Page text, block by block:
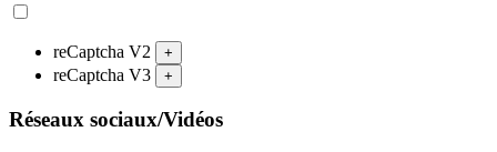
reCaptcha V2 +
reCaptcha V3 +
Réseaux sociaux/Vidéos